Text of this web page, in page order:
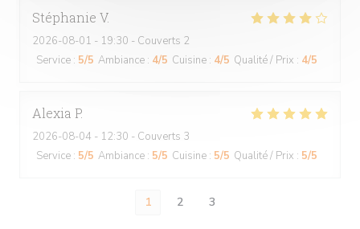
Stéphanie V
2026-08-01 - 19:30 - Couverts 2
Service : 5/5 Ambiance : 4/5 Cuisine : 4/5 Qualité / Prix : 4/5
Alexia P
2026-08-04 - 12:30 - Couverts 3
Service : 5/5 Ambiance : 5/5 Cuisine : 5/5 Qualité / Prix : 5/5
1 2 3